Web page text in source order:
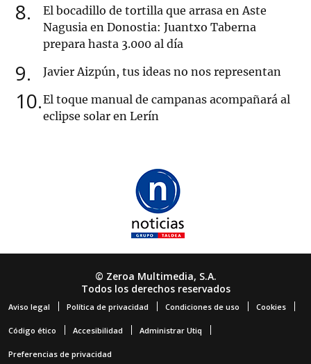
8
El bocadillo de tortilla que arrasa en Aste
Nagusia en Donostia: Juantxo Taberna
prepara hasta 3.000 al día
9 Javier Aizpún, tus ideas no nos representan
10 El toque manual de campanas acompañará al
eclipse solar en Lerín
© Zeroa Multimedia, S.A.
Todos los derechos reservados
Aviso legal Política de privacidad Condiciones de uso Cookies
Código ético Accesibilidad Administrar Utiq
Preferencias de privacidad